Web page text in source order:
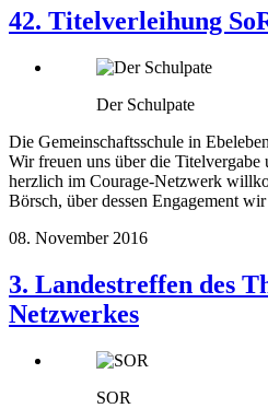
42. Titelverleihung
Der Schulpate
Die Gemeinschaftsschule in
Wir freuen uns über die Titelvergabe
herzlich im Courage-Netzwerk
Börsch, über dessen Engagement
08. November 2016
3. Landestreffen des
Netzwerkes
SOR